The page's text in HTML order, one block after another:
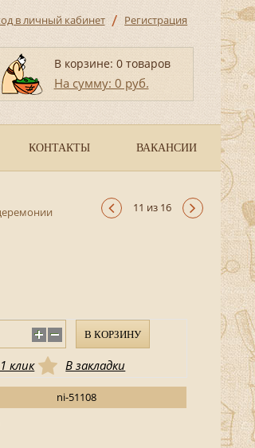
в личный кабинет / Регистрация
В корзине: 0 товаров
На сумму: 0 руб.
КОНТАКТЫ ВАКАНСИИ
11 из 16
В КОРЗИНУ
клик В закладки
ni-51108